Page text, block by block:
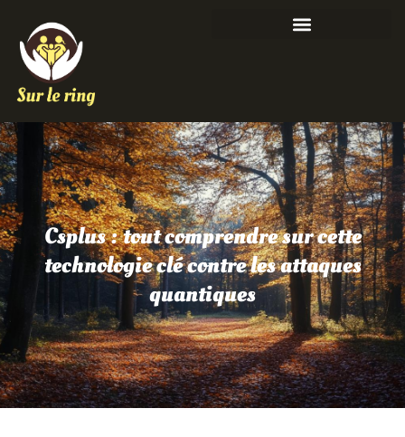
Csplus : tout comprendre sur cette
technologie clé contre les attaques
quantiques